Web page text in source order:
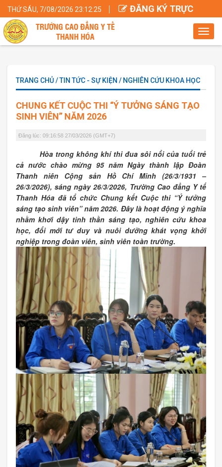
THỨ SÁU, 7/08/2026 23:12:27
ĐĂNG KÝ TRỰC
TUYẾN
TRANG CHỦ / TIN TỨC - SỰ KIỆN / NGHIÊN CỨU KHOA HỌC
CHUNG KẾT CUỘC THI “Ý TƯỞNG SÁNG TẠO
SINH VIÊN” NĂM 2026
Đăng lúc: 09:16:58 27/03/2026 (GMT+7)
Hòa trong không khí thi đua sôi nổi của tuổi trẻ
cả nước chào mừng 95 năm Ngày thành lập Đoàn
Thanh niên Cộng sản Hồ Chí Minh (26/3/1931 –
26/3/2026), sáng ngày 26/3/2026, Trường Cao đẳng Y tế
Thanh Hóa đã tổ chức Chung kết Cuộc thi “Ý tưởng
sáng tạo sinh viên” năm 2026. Đây là hoạt động ý nghĩa
nhằm khơi dậy tinh thần sáng tạo, nghiên cứu khoa
học, đổi mới tư duy và nuôi dưỡng khát vọng khởi
nghiệp trong đoàn viên, sinh viên toàn trường.